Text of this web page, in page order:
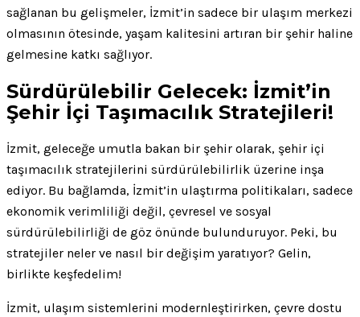
sağlanan bu gelişmeler, İzmit’in sadece bir ulaşım merkezi
olmasının ötesinde, yaşam kalitesini artıran bir şehir haline
gelmesine katkı sağlıyor.
Sürdürülebilir Gelecek: İzmit’in
Şehir İçi Taşımacılık Stratejileri!
İzmit, geleceğe umutla bakan bir şehir olarak, şehir içi
taşımacılık stratejilerini sürdürülebilirlik üzerine inşa
ediyor. Bu bağlamda, İzmit’in ulaştırma politikaları, sadece
ekonomik verimliliği değil, çevresel ve sosyal
sürdürülebilirliği de göz önünde bulunduruyor. Peki, bu
stratejiler neler ve nasıl bir değişim yaratıyor? Gelin,
birlikte keşfedelim!
İzmit, ulaşım sistemlerini modernleştirirken, çevre dostu